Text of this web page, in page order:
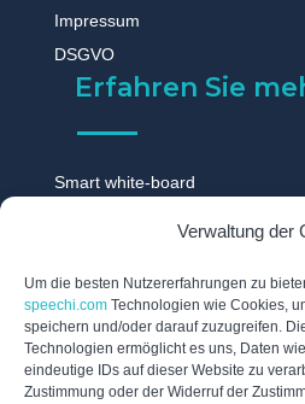
Verwaltung der
Um die besten Nutzererfahrungen zu
speechi.com Technologien wie Cookies,
speichern und/oder darauf zuzugreifen.
Technologien ermöglicht es uns, Daten
eindeutige IDs auf dieser Website zu
Zustimmung oder der Widerruf der
Impressum
DSGVO
Erfahren Sie
Smart white-board
Digitales whiteboard
Touch display
Digitale schwarzes brett
Interaktive tafel